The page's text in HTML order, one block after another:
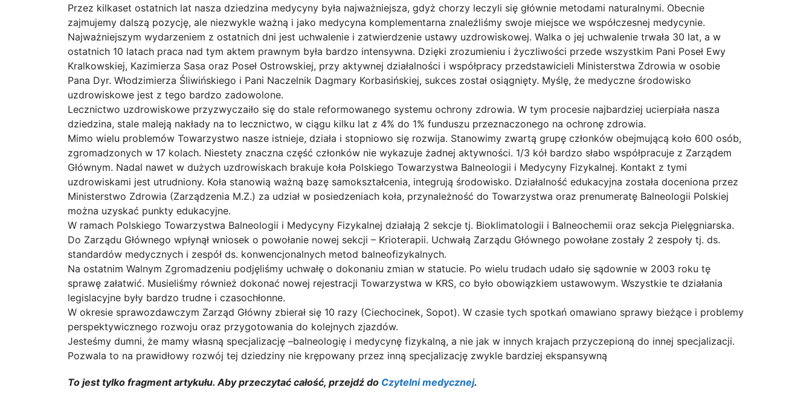
Przez kilkaset ostatnich lat nasza dziedzina medycyny była najważniejsza, gdyż chorzy leczyli się głównie metodami naturalnymi. Obecnie
zajmujemy dalszą pozycję, ale niezwykle ważną i jako medycyna komplementarna znaleźliśmy swoje miejsce we współczesnej medycynie.
Najważniejszym wydarzeniem z ostatnich dni jest uchwalenie i zatwierdzenie ustawy uzdrowiskowej. Walka o jej uchwalenie trwała 30 lat, a w
ostatnich 10 latach praca nad tym aktem prawnym była bardzo intensywna. Dzięki zrozumieniu i życzliwości przede wszystkim Pani Poseł Ewy
Kralkowskiej, Kazimierza Sasa oraz Poseł Ostrowskiej, przy aktywnej działalności i współpracy przedstawicieli Ministerstwa Zdrowia w osobie
Pana Dyr. Włodzimierza Śliwińskiego i Pani Naczelnik Dagmary Korbasińskiej, sukces został osiągnięty. Myślę, że medyczne środowisko
uzdrowiskowe jest z tego bardzo zadowolone.
Lecznictwo uzdrowiskowe przyzwyczaiło się do stale reformowanego systemu ochrony zdrowia. W tym procesie najbardziej ucierpiała nasza
dziedzina, stale maleją nakłady na to lecznictwo, w ciągu kilku lat z 4% do 1% funduszu przeznaczonego na ochronę zdrowia.
Mimo wielu problemów Towarzystwo nasze istnieje, działa i stopniowo się rozwija. Stanowimy zwartą grupę członków obejmującą koło 600 osób,
zgromadzonych w 17 kolach. Niestety znaczna część członków nie wykazuje żadnej aktywności. 1/3 kół bardzo słabo współpracuje z Zarządem
Głównym. Nadal nawet w dużych uzdrowiskach brakuje koła Polskiego Towarzystwa Balneologii i Medycyny Fizykalnej. Kontakt z tymi
uzdrowiskami jest utrudniony. Koła stanowią ważną bazę samokształcenia, integrują środowisko. Działalność edukacyjna została doceniona przez
Ministerstwo Zdrowia (Zarządzenia M.Z.) za udział w posiedzeniach koła, przynależność do Towarzystwa oraz prenumeratę Balneologii Polskiej
można uzyskać punkty edukacyjne.
W ramach Polskiego Towarzystwa Balneologii i Medycyny Fizykalnej działają 2 sekcje tj. Bioklimatologii i Balneochemii oraz sekcja Pielęgniarska.
Do Zarządu Głównego wpłynął wniosek o powołanie nowej sekcji – Krioterapii. Uchwałą Zarządu Głównego powołane zostały 2 zespoły tj. ds.
standardów medycznych i zespół ds. konwencjonalnych metod balneofizykalnych.
Na ostatnim Walnym Zgromadzeniu podjęliśmy uchwałę o dokonaniu zmian w statucie. Po wielu trudach udało się sądownie w 2003 roku tę
sprawę załatwić. Musieliśmy również dokonać nowej rejestracji Towarzystwa w KRS, co było obowiązkiem ustawowym. Wszystkie te działania
legislacyjne były bardzo trudne i czasochłonne.
W okresie sprawozdawczym Zarząd Główny zbierał się 10 razy (Ciechocinek, Sopot). W czasie tych spotkań omawiano sprawy bieżące i problemy
perspektywicznego rozwoju oraz przygotowania do kolejnych zjazdów.
Jesteśmy dumni, że mamy własną specjalizację –balneologię i medycynę fizykalną, a nie jak w innych krajach przyczepioną do innej specjalizacji.
Pozwala to na prawidłowy rozwój tej dziedziny nie krępowany przez inną specjalizację zwykle bardziej ekspansywną
To jest tylko fragment artykułu. Aby przeczytać całość, przejdź do Czytelni medycznej.